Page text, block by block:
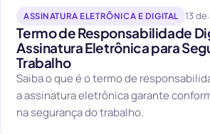
ASSINATURA ELETRÔNICA E DIGITAL 13
Termo de Responsabilidade
Assinatura Eletrônica para
Trabalho
Saiba o que é o termo de
a assinatura eletrônica garante
na segurança do trabalho.